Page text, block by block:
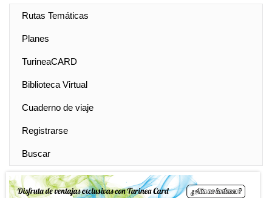
Rutas Temáticas
Planes
TurineaCARD
Biblioteca Virtual
Cuaderno de viaje
Registrarse
Buscar